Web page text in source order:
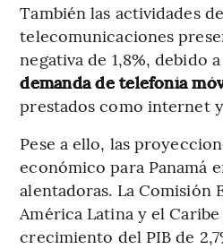
También las actividades
telecomunicaciones
negativa de 1,8%, debido
demanda de telefonía
prestados como internet
Pese a ello, las
económico para Panamá
alentadoras. La Comisión
América Latina y el Caribe
crecimiento del PIB de